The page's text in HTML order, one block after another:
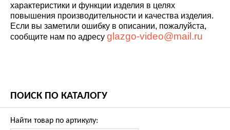
характеристики и функции изделия в целях
повышения производительности и качества изделия.
Если вы заметили ошибку в описании, пожалуйста,
сообщите нам по адресу glazgo-video@mail.ru
ПОИСК ПО КАТАЛОГУ
Найти товар по артикулу: